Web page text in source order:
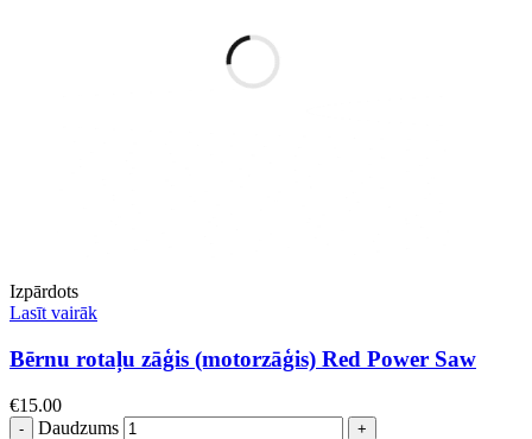
Izpārdots
Lasīt vairāk
Bērnu rotaļu zāģis (motorzāģis) Red Power Saw
€15.00
Daudzums